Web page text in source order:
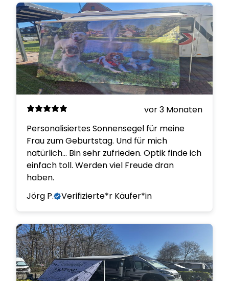
vor 3 Monaten
Personalisiertes Sonnensegel für meine
Frau zum Geburtstag. Und für mich
natürlich... Bin sehr zufrieden. Optik finde ich
einfach toll. Werden viel Freude dran
haben.
Jörg P.
Verifizierte*r Käufer*in